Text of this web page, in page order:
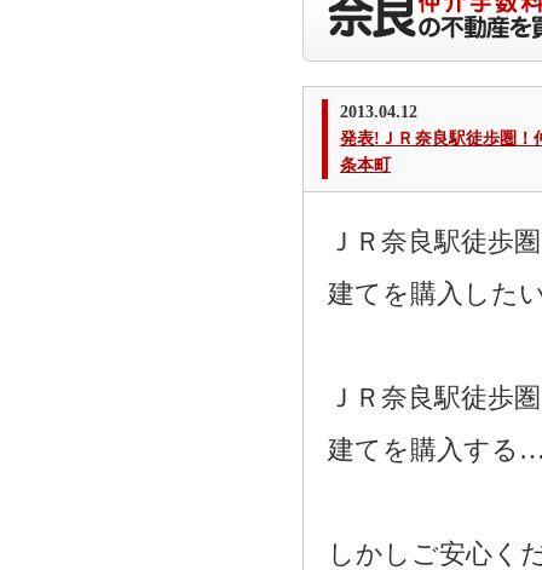
2013.04.12
発表!ＪＲ奈良駅徒歩圏！
条本町
ＪＲ奈良駅徒歩
建てを購入した
ＪＲ奈良駅徒歩
建てを購入する
しかしご安心く